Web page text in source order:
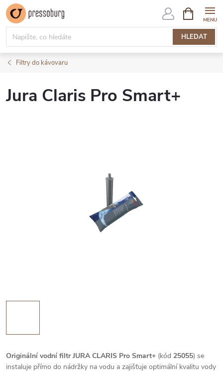
Přejít
na
obsah
HLEDAT
NÁKUPNÍ
KOŠÍK
Filtry do kávovaru
Jura Claris Pro Smart+
Originální vodní filtr JURA CLARIS Pro Smart+ (kód 25055) se
instaluje přímo do nádržky na vodu a zajišťuje optimální kvalitu vody